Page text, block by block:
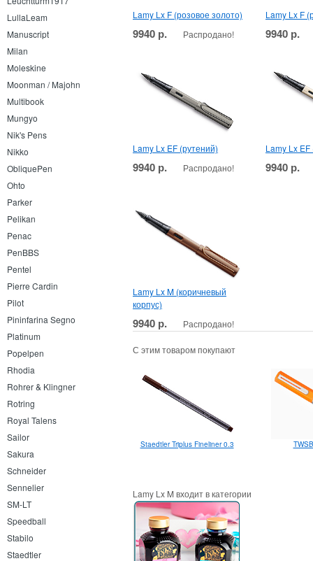
LullaLeam
Manuscript
Milan
Moleskine
Moonman / Majohn
Multibook
Mungyo
Nik's Pens
Nikko
ObliquePen
Ohto
Parker
Pelikan
Penac
PenBBS
Pentel
Pierre Cardin
Pilot
Pininfarina Segno
Platinum
Popelpen
Rhodia
Rohrer & Klingner
Rotring
Royal Talens
Sailor
Sakura
Schneider
Sennelier
SM-LT
Speedball
Stabilo
Staedtler
Lamy Lx F (розовое золото)
9940 р. Распродано!
Lamy Lx F
9940 р.
Lamy Lx EF (рутений)
9940 р. Распродано!
Lamy Lx
9940 р.
Lamy Lx M (коричневый
корпус)
9940 р. Распродано!
С этим товаром покупают
Staedtler Triplus Fineliner 0.3
Lamy Lx M входит в категории